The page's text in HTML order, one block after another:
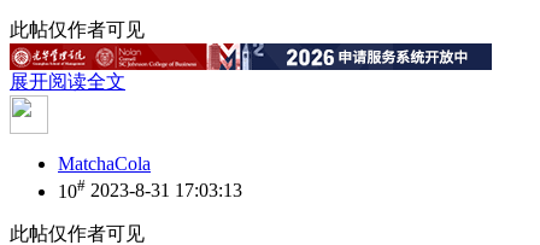
此帖仅作者可见
展开阅读全文
MatchaCola
10# 2023-8-31 17:03:13
此帖仅作者可见